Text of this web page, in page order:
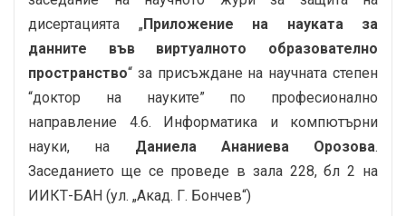
дисертацията „Приложение на науката за
данните във виртуалното образователно
пространство“ за присъждане на научната степен
“доктор на науките” по професионално
направление 4.6. Информатика и компютърни
науки, на Даниела Ананиева Орозова.
Заседанието ще се проведе в зала 228, бл 2 на
ИИКТ-БАН (ул. „Акад. Г. Бончев“)